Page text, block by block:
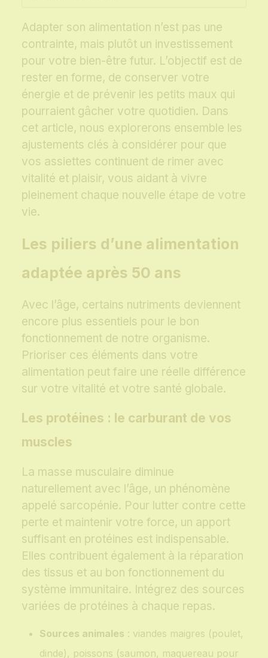
Adapter son alimentation n’est pas une
contrainte, mais plutôt un investissement
pour votre bien-être futur. L’objectif est de
rester en forme, de conserver votre
énergie et de prévenir les petits maux qui
pourraient gâcher votre quotidien. Dans
cet article, nous explorerons ensemble les
ajustements clés à considérer pour que
vos assiettes continuent de rimer avec
vitalité et plaisir, vous aidant à vivre
pleinement chaque nouvelle étape de votre
vie.
Les piliers d’une alimentation
adaptée après 50 ans
Avec l’âge, certains nutriments deviennent
encore plus essentiels pour le bon
fonctionnement de notre organisme.
Prioriser ces éléments dans votre
alimentation peut faire une réelle différence
sur votre vitalité et votre santé globale.
Les protéines : le carburant de vos
muscles
La masse musculaire diminue
naturellement avec l’âge, un phénomène
appelé sarcopénie. Pour lutter contre cette
perte et maintenir votre force, un apport
suffisant en protéines est indispensable.
Elles contribuent également à la réparation
des tissus et au bon fonctionnement du
système immunitaire. Intégrez des sources
variées de protéines à chaque repas.
Sources animales : viandes maigres (poulet,
dinde), poissons (saumon, maquereau pour